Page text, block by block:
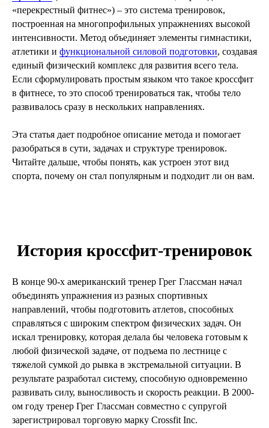
«перекрестный фитнес») – это система тренировок,
построенная на многопрофильных упражнениях высокой
интенсивности. Метод объединяет элементы гимнастики,
атлетики и функциональной силовой подготовки, создавая
единый физический комплекс для развития всего тела.
Если сформулировать простым языком что такое кроссфит
в фитнесе, то это способ тренироваться так, чтобы тело
развивалось сразу в нескольких направлениях.
Эта статья дает подробное описание метода и помогает
разобраться в сути, задачах и структуре тренировок.
Читайте дальше, чтобы понять, как устроен этот вид
спорта, почему он стал популярным и подходит ли он вам.
История кроссфит-тренировок
В конце 90-х американский тренер Грег Глассман начал
объединять упражнения из разных спортивных
направлений, чтобы подготовить атлетов, способных
справляться с широким спектром физических задач. Он
искал тренировку, которая делала бы человека готовым к
любой физической задаче, от подъема по лестнице с
тяжелой сумкой до рывка в экстремальной ситуации. В
результате разработал систему, способную одновременно
развивать силу, выносливость и скорость реакции. В 2000-
ом году тренер Грег Глассман совместно с супругой
зарегистрировал торговую марку Crossfit Inc.